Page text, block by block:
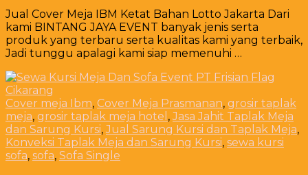
Jual Cover Meja IBM Ketat Bahan Lotto Jakarta Dari
kami BINTANG JAYA EVENT banyak jenis serta
produk yang terbaru serta kualitas kami yang terbaik,
Jadi tunggu apalagi kami siap memenuhi …
Cover meja Ibm, Cover Meja Prasmanan, grosir taplak
meja, grosir taplak meja hotel ,Jasa Jahit Taplak Meja
dan Sarung Kursi,Jual Sarung Kursi dan Taplak Meja,
Konveksi Taplak Meja dan Sarung Kursi, sewa kursi
sofa, sofa, Sofa Single